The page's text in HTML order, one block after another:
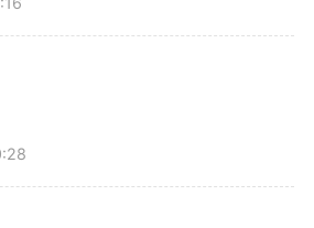
在核心技术研发中打
。每当实验失败、方
正是这种不服输的韧
个团队一次次重新站